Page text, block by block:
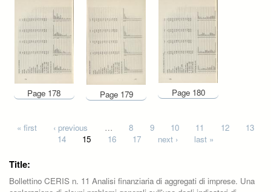
Page 178 Page 179 Page 180
Pages
« first ‹ previous … 8 9 10 11 12
13
14
15 16 17 next › last »
Title:
Bollettino CERIS n. 11 Analisi finanziaria di aggregati di imprese. Una